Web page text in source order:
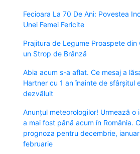
Fecioara La 70 De Ani: Povestea
Unei Femei Fericite
Prajitura de Legume Proaspete din
un Strop de Brânză
Abia acum s-a aflat. Ce mesaj a
Hartner cu 1 an înainte de sfârșitul
dezvăluit
Anunțul meteorologilor! Urmează o
a mai fost până acum în România.
prognoza pentru decembrie,
februarie